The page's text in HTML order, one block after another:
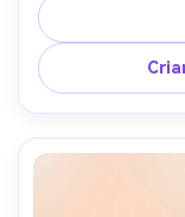
sombra de
sotaques de
de design de